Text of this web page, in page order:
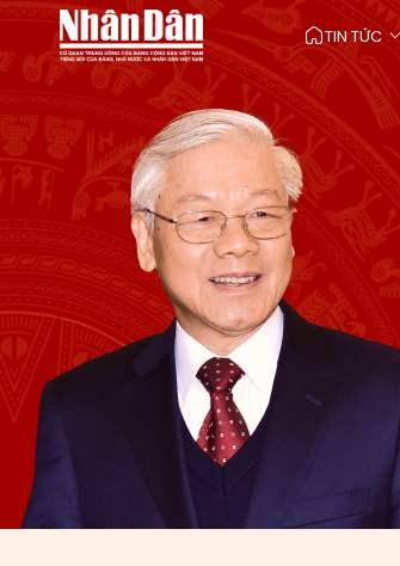
TIN TỨC